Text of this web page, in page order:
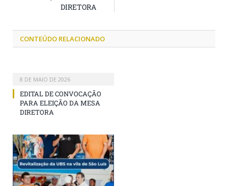
DIRETORA
CONTEÚDO RELACIONADO
8 DE MAIO DE 2026
EDITAL DE CONVOCAÇÃO
PARA ELEIÇÃO DA MESA
DIRETORA